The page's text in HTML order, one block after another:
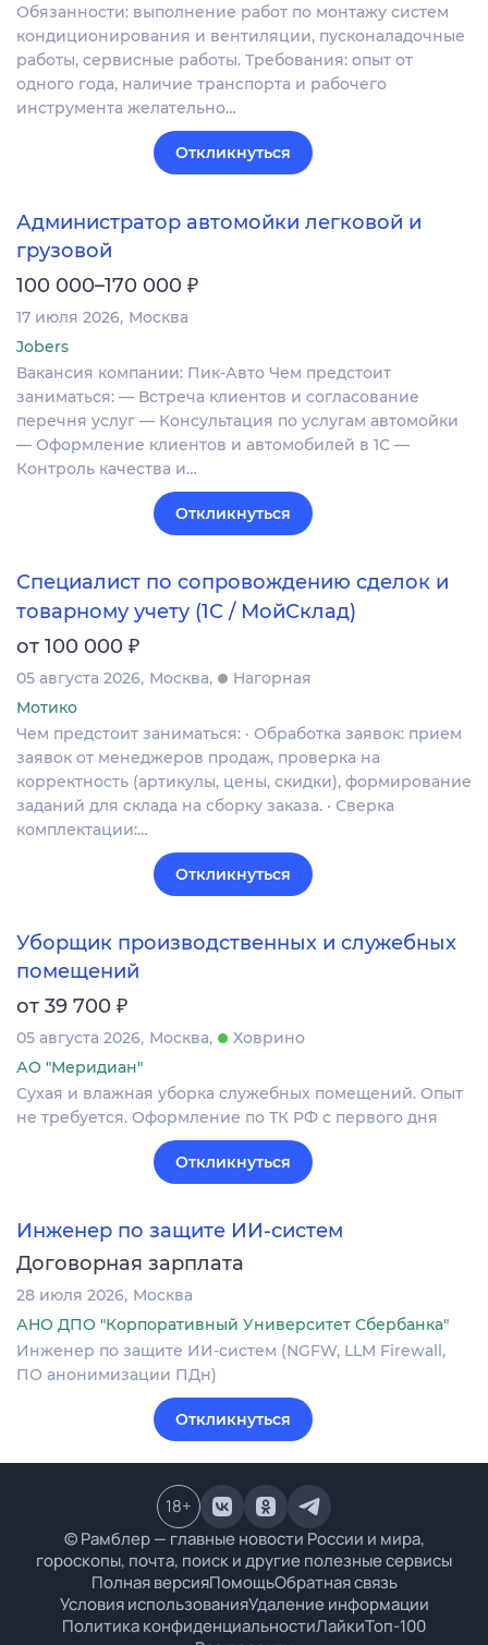
Обязанности: выполнение работ по монтажу систем
кондиционирования и вентиляции, пусконаладочные
работы, сервисные работы. Требования: опыт от
одного года, наличие транспорта и рабочего
инструмента желательно…
Откликнуться
Администратор автомойки легковой и
грузовой
100 000–170 000 ₽
17 июля 2026 Москва
Jobers
Вакансия компании: Пик-Авто Чем предстоит
заниматься: — Встреча клиентов и согласование
перечня услуг — Консультация по услугам автомойки
— Оформление клиентов и автомобилей в 1С —
Контроль качества и…
Откликнуться
Специалист по сопровождению сделок и
товарному учету (1С / МойСклад)
от 100 000 ₽
05 августа 2026 Москва
Нагорная
Мотико
Чем предстоит заниматься: · Обработка заявок: прием
заявок от менеджеров продаж, проверка на
корректность (артикулы, цены, скидки), формирование
заданий для склада на сборку заказа. · Сверка
комплектации:…
Откликнуться
Уборщик производственных и служебных
помещений
от 39 700 ₽
05 августа 2026 Москва
Ховрино
АО "Меридиан"
Сухая и влажная уборка служебных помещений. Опыт
не требуется. Оформление по ТК РФ с первого дня
Откликнуться
Инженер по защите ИИ-систем
Договорная зарплата
28 июля 2026 Москва
АНО ДПО "Корпоративный Университет Сбербанка"
Инженер по защите ИИ-систем (NGFW, LLM Firewall,
ПО анонимизации ПДн)
Откликнуться
© Рамблер — главные новости России и мира,
гороскопы, почта, поиск и другие полезные сервисы
Полная версияПомощьОбратная связь
Условия использованияУдаление информации
Политика конфиденциальностиЛайкиТоп-100
18+